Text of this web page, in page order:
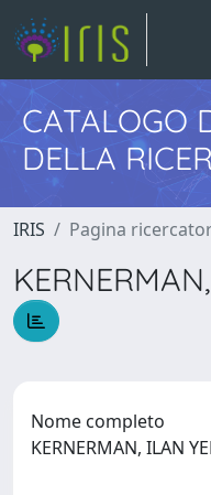
CATALOGO
DELLA
IRIS Pagina
Nome completo
KERNERMAN, ILAN